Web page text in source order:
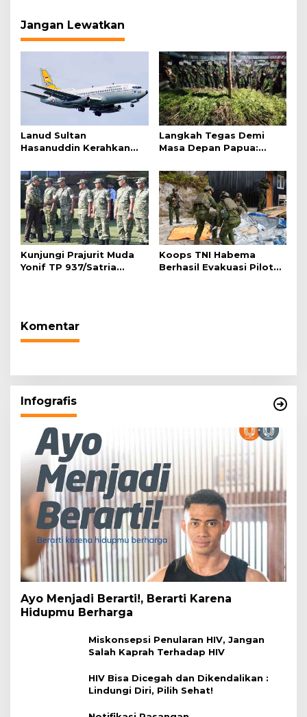
Jangan Lewatkan
Lanud Sultan
Hasanuddin Kerahkan
Udara 5 Bantu Pencarian
KLM Nurul Salsa di
Perairan Selayar
Langkah Tegas Demi
Masa Depan Papua:
Berhasil Diungkap Koops
TNI Habema
Kunjungi Prajurit Muda
Yonif TP 937/Satria
Koops TNI Habema
Berhasil Evakuasi Pilot
Komentar
Infografis
Ayo Menjadi Berarti!, Berarti Karena
Hidupmu Berharga
Miskonsepsi Penularan HIV, Jangan
Salah Kaprah Terhadap HIV
HIV Bisa Dicegah dan Dikendalikan :
Lindungi Diri, Pilih Sehat!